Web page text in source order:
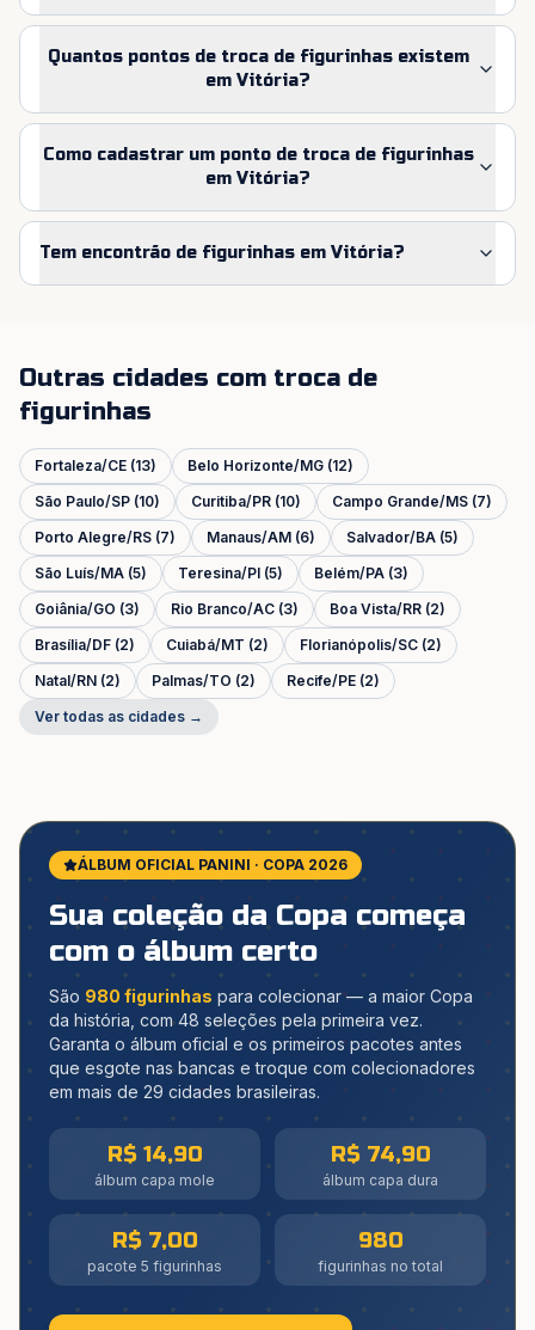
Quantos pontos de troca de figurinhas existem
em Vitória?
Como cadastrar um ponto de troca de figurinhas
em Vitória?
Tem encontrão de figurinhas em Vitória?
Outras cidades com troca de
figurinhas
Fortaleza/CE (13) Belo Horizonte/MG (12)
São Paulo/SP (10) Curitiba/PR (10) Campo Grande/MS (7)
Porto Alegre/RS (7) Manaus/AM (6) Salvador/BA (5)
São Luís/MA (5) Teresina/PI (5) Belém/PA (3)
Goiânia/GO (3) Rio Branco/AC (3) Boa Vista/RR (2)
Brasília/DF (2) Cuiabá/MT (2) Florianópolis/SC (2)
Natal/RN (2) Palmas/TO (2) Recife/PE (2)
Ver todas as cidades →
ÁLBUM OFICIAL PANINI · COPA 2026
Sua coleção da Copa começa
com o álbum certo
São 980 figurinhas para colecionar — a maior Copa
da história, com 48 seleções pela primeira vez.
Garanta o álbum oficial e os primeiros pacotes antes
que esgote nas bancas e troque com colecionadores
em mais de 29 cidades brasileiras.
R$ 14,90
álbum capa mole
R$ 74,90
álbum capa dura
R$ 7,00
pacote 5 figurinhas
980
figurinhas no total